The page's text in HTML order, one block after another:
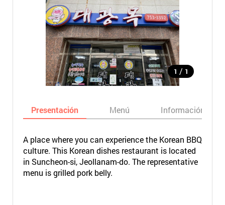
1 / 1
Presentación Menú Información
A place where you can experience the Korean BBQ
culture. This Korean dishes restaurant is located
in Suncheon-si, Jeollanam-do. The representative
menu is grilled pork belly.